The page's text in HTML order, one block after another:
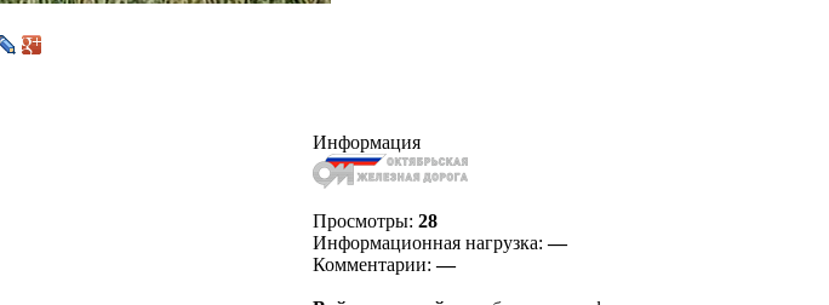
Информация
Просмотры: 28
Информационная нагрузка:—
Комментарии:—